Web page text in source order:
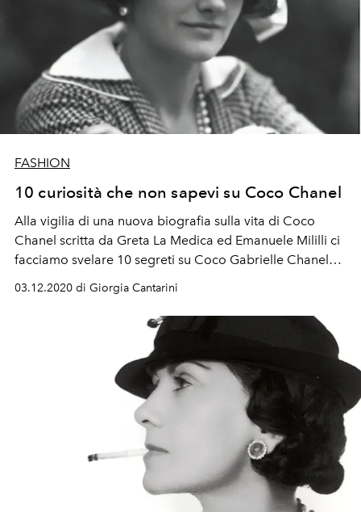
FASHION
10 curiosità che non sapevi su Coco Chanel
Alla vigilia di una nuova biografia sulla vita di Coco
Chanel scritta da Greta La Medica ed Emanuele Mililli ci
facciamo svelare 10 segreti su Coco Gabrielle Chanel
03.12.2020 di Giorgia Cantarini